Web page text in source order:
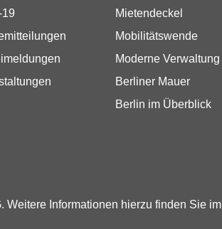
Mietendeckel
Mobilitätswende
Moderne Verwaltung
Berliner Mauer
Berlin im Überblick
Weitere Informationen hierzu finden Sie im